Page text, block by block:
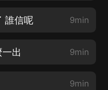
誰信呢 9min
出 9min
9min